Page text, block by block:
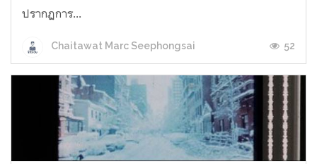
ปรากฏการ...
Chaitawat Marc Seephongsai 52